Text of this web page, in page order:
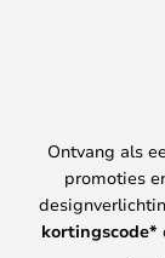
Ontvang als
promoties
kortingscode*